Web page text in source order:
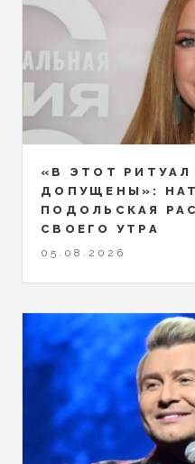
«В ЭТОТ
ДОПУЩЕНЫ»:
ПОДОЛЬСКАЯ
СВОЕГО УТРА
05.08.2026